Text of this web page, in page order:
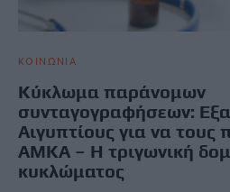
ΚΟΙΝΩΝΙΑ
Κύκλωμα παράνομων
συνταγογραφήσεων:
Αιγυπτίους για να τους
ΑΜΚΑ – Η τριγωνική
κυκλώματος